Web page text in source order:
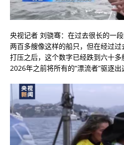
央视记者 刘骁骞：在过去很长的一
两百多艘像这样的船只，但在经过
打压之后，这个数字已经跌到六十
2026年之前将所有的“漂流者”驱逐出